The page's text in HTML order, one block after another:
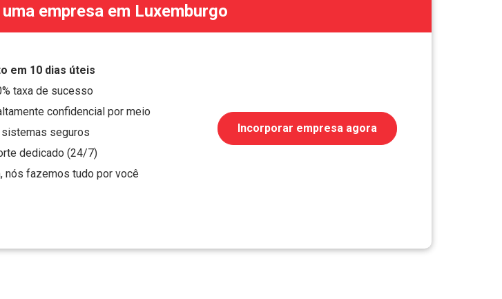
empresa em Luxemburgo
em 10 dias úteis
taxa de sucesso
confidencial por meio
seguros
dedicado (24/7)
nós fazemos tudo por você
Incorporar empresa agora